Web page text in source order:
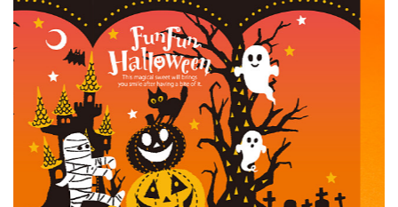
PRICE
料金表
料金 お仕事の流れ
COMPANY
会社案内